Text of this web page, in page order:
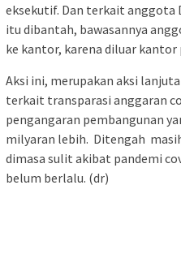
eksekutif. Dan terkait anggota
itu dibantah, bawasannya
ke kantor, karena diluar kantor
Aksi ini, merupakan aksi
terkait transparasi anggaran
pengangaran pembangunan
milyaran lebih. Ditengah
dimasa sulit akibat pandemi
belum berlalu. (dr)